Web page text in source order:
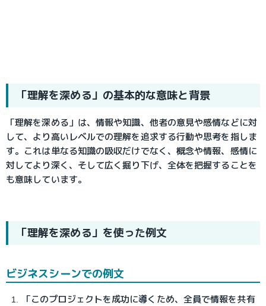
「理解を深める」の基本的な意味と背景
「理解を深める」は、情報や知識、他者の意見や感情などに対
して、より高いレベルでの理解を追求する行動や思考を指しま
す。これは単なる知識の吸収だけでなく、概念や情報、感情に
対してより深く、そして広く掘り下げ、全体を把握することを
も意味しています。
「理解を深める」を使った例文
ビジネスシーンでの例文
「このプロジェクトを成功に導くため、全員で情報を共有